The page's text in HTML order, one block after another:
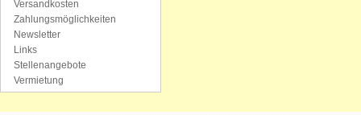
Versandkosten
Zahlungsmöglichkeiten
Newsletter
Links
Stellenangebote
Vermietung